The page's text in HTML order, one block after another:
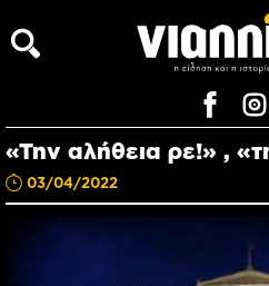
«Την αλήθεια ρε!» ,
03/04/2022